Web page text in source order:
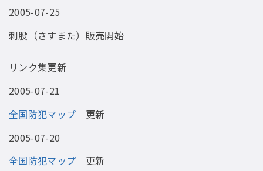
2005-07-25
刺股（さすまた）販売開始
リンク集更新
2005-07-21
全国防犯マップ 更新
2005-07-20
全国防犯マップ 更新